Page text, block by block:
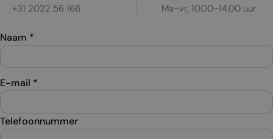
+31 2022 56 166 Ma–vr, 10.00–14.00 uur
Naam *
E-mail *
Telefoonnummer